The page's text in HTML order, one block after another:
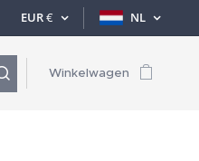
EUR€ NL
Winkelwagen